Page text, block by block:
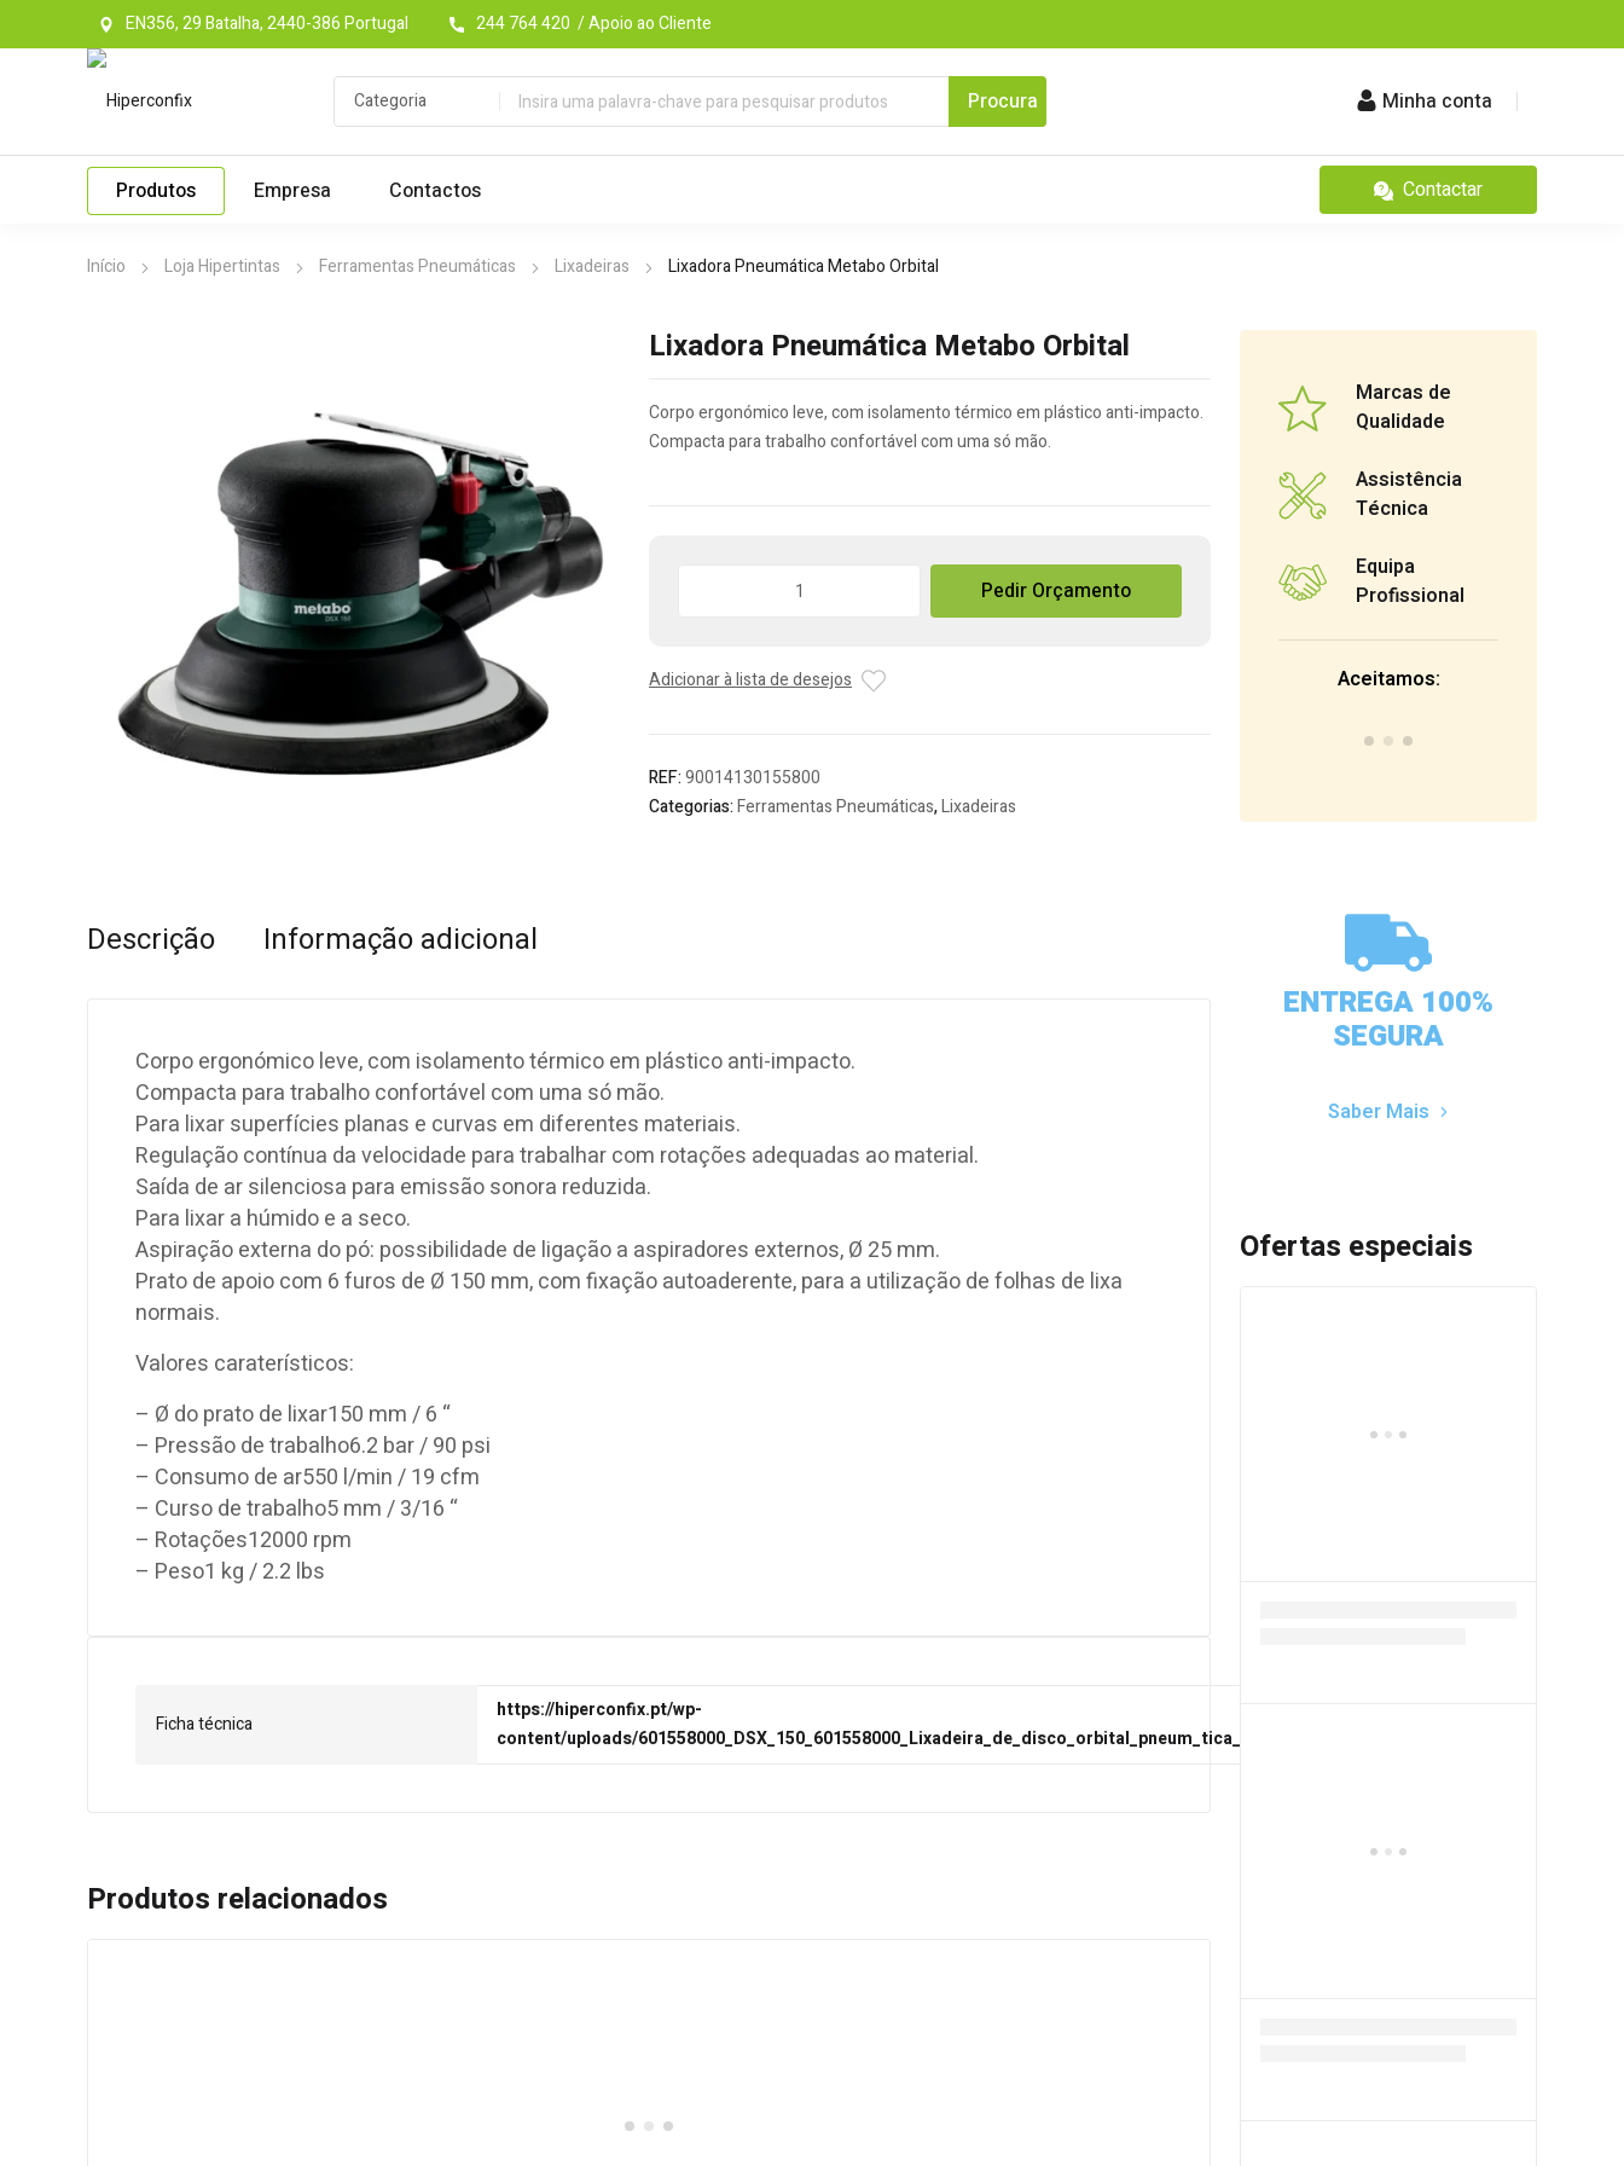
EN356, 29 Batalha, 2440-386 Portugal 244 764 420 / Apoio ao Cliente
Minha conta
Produtos Empresa Contactos Contactar
Início Loja Hipertintas Ferramentas Pneumáticas Lixadeiras Lixadora Pneumática Metabo Orbital
Lixadora Pneumática Metabo Orbital
Corpo ergonómico leve, com isolamento térmico em plástico anti-impacto.
Compacta para trabalho confortável com uma só mão.
Metabo
Pedir Orçamento
Adicionar à lista de desejos
REF:90014130155800
Categorias:Ferramentas Pneumáticas,Lixadeiras
Descrição Informação adicional
Corpo ergonómico leve, com isolamento térmico em plástico anti-impacto.
Compacta para trabalho confortável com uma só mão.
Para lixar superfícies planas e curvas em diferentes materiais.
Regulação contínua da velocidade para trabalhar com rotações adequadas ao material.
Saída de ar silenciosa para emissão sonora reduzida.
Para lixar a húmido e a seco.
Aspiração externa do pó: possibilidade de ligação a aspiradores externos, Ø 25 mm.
Prato de apoio com 6 furos de Ø 150 mm, com fixação autoaderente, para a utilização de folhas de lixa
normais.
Valores caraterísticos:
– Ø do prato de lixar150 mm / 6 “
– Pressão de trabalho6.2 bar / 90 psi
– Consumo de ar550 l/min / 19 cfm
– Curso de trabalho5 mm / 3/16 “
– Rotações12000 rpm
– Peso1 kg / 2.2 lbs
Ficha técnica
https://hiperconfix.pt/wp-
content/uploads/601558000_DSX_150_601558000_Lixadeira_de_disco_orbital_pneum_tica_Portugiesisch.pdf
Produtos relacionados
Marcas de
Qualidade
Assistência
Técnica
Equipa
Profissional
Aceitamos:
ENTREGA 100%
SEGURA
Saber Mais
Ofertas especiais